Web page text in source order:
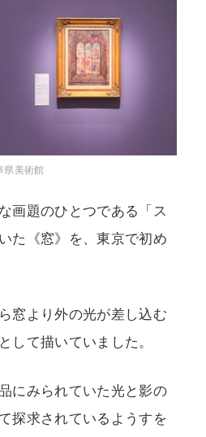
美術館
画題のひとつである「ス
た《窓》を、東京で初め
窓より外の光が差し込む
して描いていました。
にみられていた光と影の
探求されているようすを